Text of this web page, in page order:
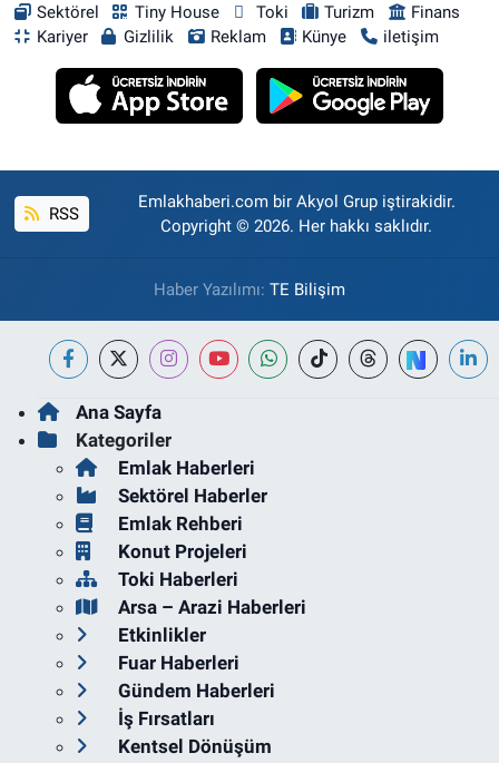
Sektörel
Tiny House Toki Turizm
Finans
Kariyer
Gizlilik Reklam Künye iletişim
RSS
Emlakhaberi.com bir Akyol Grup iştirakidir.
Copyright © 2026. Her hakkı saklıdır.
Haber Yazılımı: TE Bilişim
Ana Sayfa
Kategoriler
Emlak Haberleri
Sektörel Haberler
Emlak Rehberi
Konut Projeleri
Toki Haberleri
Arsa – Arazi Haberleri
Etkinlikler
Fuar Haberleri
Gündem Haberleri
İş Fırsatları
Kentsel Dönüşüm